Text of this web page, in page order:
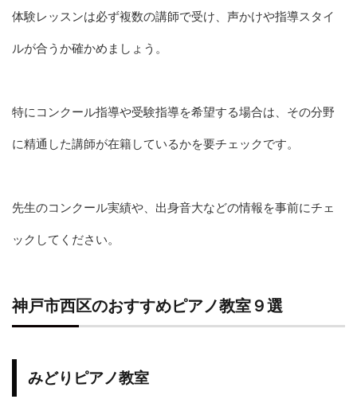
体験レッスンは必ず複数の講師で受け、声かけや指導スタイ
ルが合うか確かめましょう。
特にコンクール指導や受験指導を希望する場合は、その分野
に精通した講師が在籍しているかを要チェックです。
先生のコンクール実績や、出身音大などの情報を事前にチェ
ックしてください。
神戸市西区のおすすめピアノ教室９選
みどりピアノ教室